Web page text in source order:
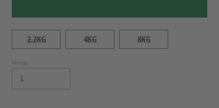
2.2KG 4KG 8KG
Menge